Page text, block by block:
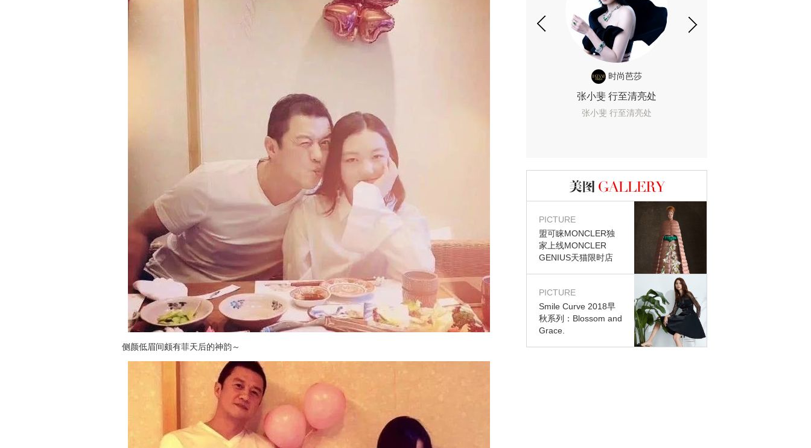
侧颜低眉间颇有菲天后的神韵～
时尚芭莎
张小斐 行至清亮处
张小斐 行至清亮处
图库
PICTURE
盟可睐MONCLER独
家上线MONCLER
GENIUS天猫限时店
PICTURE
Smile Curve 2018早
秋系列：Blossom and
Grace.